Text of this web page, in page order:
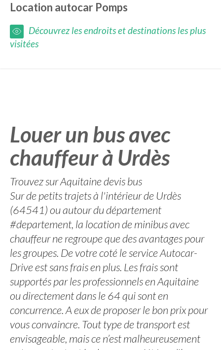
Location autocar Pomps
Découvrez les endroits et destinations les plus
visitées
Louer un bus avec
chauffeur à Urdès
Trouvez sur Aquitaine devis bus
Sur de petits trajets à l'intérieur de Urdès
(64541) ou autour du département
#departement, la location de minibus avec
chauffeur ne regroupe que des avantages pour
les groupes. De votre coté le service Autocar-
Drive est sans frais en plus. Les frais sont
supportés par les professionnels en Aquitaine
ou directement dans le 64 qui sont en
concurrence. A eux de proposer le bon prix pour
vous convaincre. Tout type de transport est
envisageable, mais ce n’est malheureusement